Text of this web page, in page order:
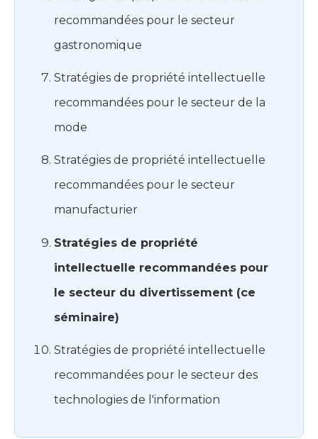
recommandées pour le secteur
gastronomique
Stratégies de propriété intellectuelle
recommandées pour le secteur de la
mode
Stratégies de propriété intellectuelle
recommandées pour le secteur
manufacturier
Stratégies de propriété
intellectuelle recommandées pour
le secteur du divertissement (ce
séminaire)
Stratégies de propriété intellectuelle
recommandées pour le secteur des
technologies de l'information